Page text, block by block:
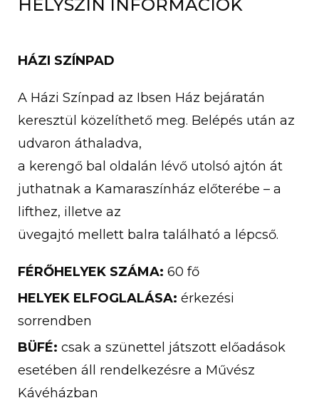
HELYSZÍN INFORMÁCIÓK
HÁZI SZÍNPAD
A Házi Színpad az Ibsen Ház bejáratán
keresztül közelíthető meg. Belépés után az
udvaron áthaladva,
a kerengő bal oldalán lévő utolsó ajtón át
juthatnak a Kamaraszínház előterébe – a
lifthez, illetve az
üvegajtó mellett balra található a lépcső.
FÉRŐHELYEK SZÁMA: 60 fő
HELYEK ELFOGLALÁSA: érkezési
sorrendben
BÜFÉ: csak a szünettel játszott előadások
esetében áll rendelkezésre a Művész
Kávéházban